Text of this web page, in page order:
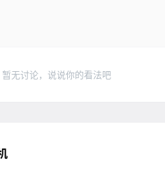
暂无讨论，说说你的看法吧